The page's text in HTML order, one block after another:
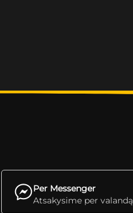
Per Messenger
Atsakysime per valandą